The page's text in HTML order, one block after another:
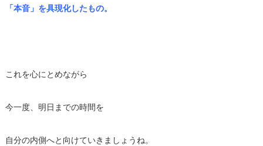
「本音」を具現化したもの。
これを心にとめながら
今一度、明日までの時間を
自分の内側へと向けていきましょうね。